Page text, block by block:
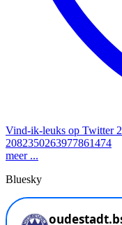
Vind-ik-leuks op Twitter
2082350263977861474
meer ...
Bluesky